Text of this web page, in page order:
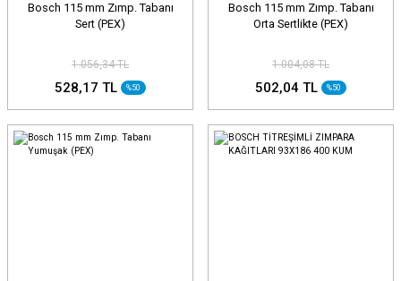
Bosch 115 mm Zımp. Tabanı
Sert (PEX)
1.056,34 TL
528,17 TL %50
Bosch 115 mm Zımp. Tabanı
Orta Sertlikte (PEX)
1.004,08 TL
502,04 TL %50